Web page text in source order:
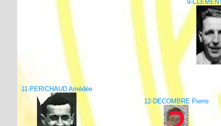
9-
11-PERICHAUD Amédée
12-DECOMBRE Pierre